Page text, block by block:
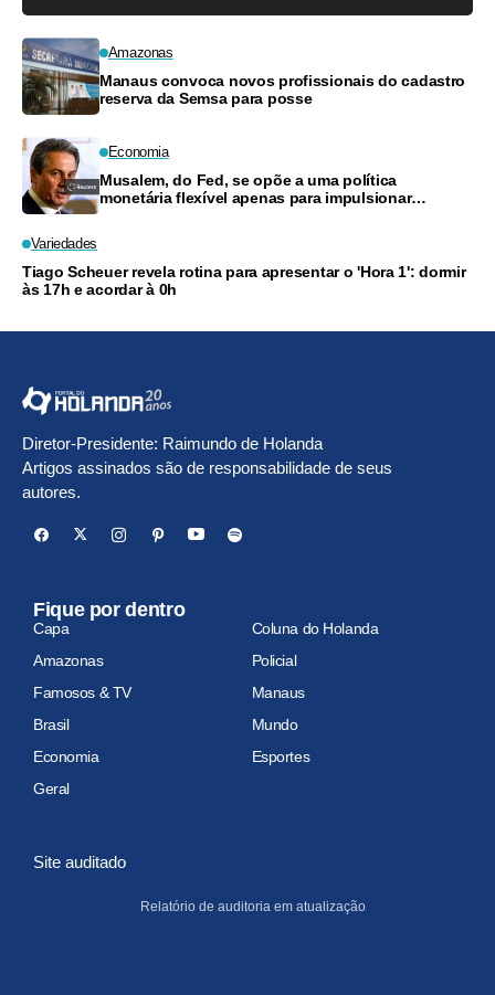
Amazonas
Manaus convoca novos profissionais do cadastro
reserva da Semsa para posse
Economia
Musalem, do Fed, se opõe a uma política
monetária flexível apenas para impulsionar
Variedades
Tiago Scheuer revela rotina para apresentar o 'Hora 1': dormir
às 17h e acordar à 0h
Diretor-Presidente: Raimundo de Holanda
Artigos assinados são de responsabilidade de seus
autores.
Fique por dentro
Capa
Coluna do Holanda
Amazonas
Policial
Famosos & TV
Manaus
Brasil
Mundo
Economia
Esportes
Geral
Site auditado
Relatório de auditoria em atualização